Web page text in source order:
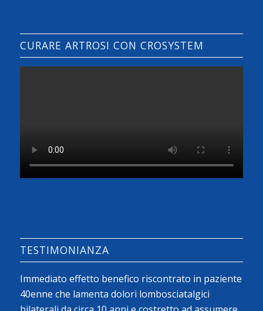
CURARE ARTROSI CON CROSYSTEM
TESTIMONIANZA
Immediato effetto benefico riscontrato in paziente
40enne che lamenta dolori lombosciatalgici